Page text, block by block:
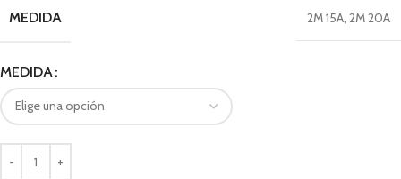
MEDIDA 2M 15A 2M 20A
MEDIDA